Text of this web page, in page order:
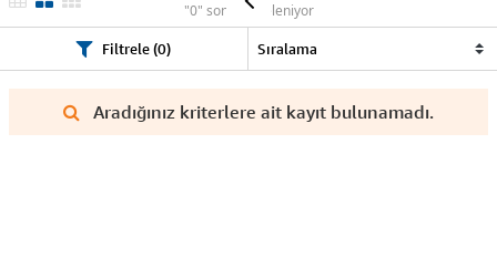
"0" sonuç listeleniyor
Filtrele (0)
Aradığınız kriterlere ait kayıt bulunamadı.